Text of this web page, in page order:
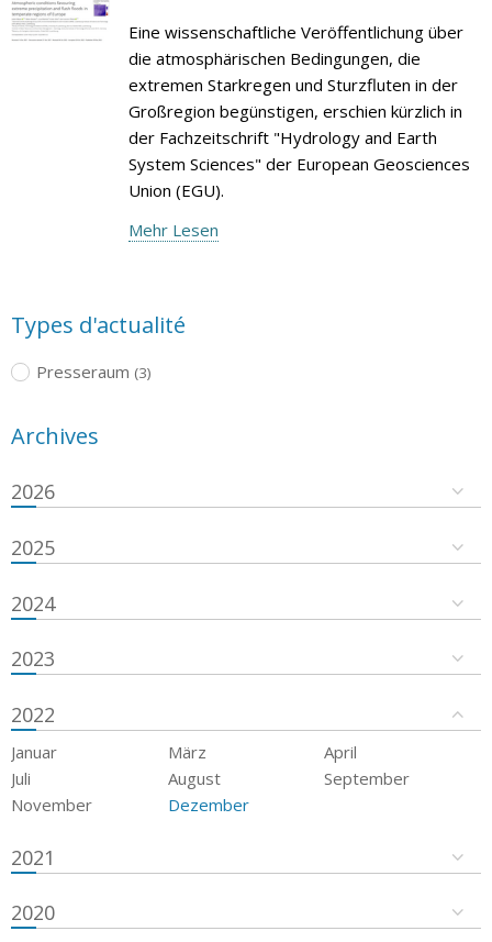
Eine wissenschaftliche Veröffentlichung über
die atmosphärischen Bedingungen, die
extremen Starkregen und Sturzfluten in der
Großregion begünstigen, erschien kürzlich in
der Fachzeitschrift "Hydrology and Earth
System Sciences" der European Geosciences
Union (EGU).
Mehr Lesen
Types d'actualité
Presseraum (3)
Archives
2026
2025
2024
2023
2022
Januar März
April
Juli
August
September
November
Dezember
2021
2020